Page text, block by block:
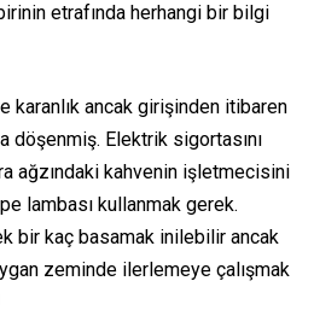
etrafında herhangi bir bilgi
karanlık ancak girişinden itibaren
döşenmiş. Elektrik sigortasını
ağzındaki kahvenin işletmecisini
lambası kullanmak gerek.
bir kaç basamak inilebilir ancak
zeminde ilerlemeye çalışmak